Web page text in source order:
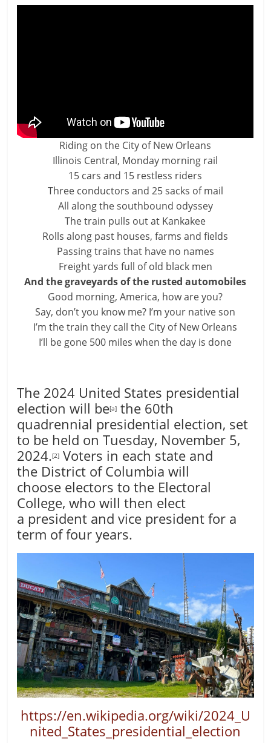
Riding on the City of New Orleans
Illinois Central, Monday morning rail
15 cars and 15 restless riders
Three conductors and 25 sacks of mail
All along the southbound odyssey
The train pulls out at Kankakee
Rolls along past houses, farms and fields
Passing trains that have no names
Freight yards full of old black men
And the graveyards of the rusted automobiles
Good morning, America, how are you?
Say, don’t you know me? I’m your native son
I’m the train they call the City of New Orleans
I’ll be gone 500 miles when the day is done
The 2024 United States presidential
election will be[a] the 60th
quadrennial presidential election, set
to be held on Tuesday, November 5,
2024.[2] Voters in each state and
the District of Columbia will
choose electors to the Electoral
College, who will then elect
a president and vice president for a
term of four years.
https://en.wikipedia.org/wiki/2024_U
nited_States_presidential_election